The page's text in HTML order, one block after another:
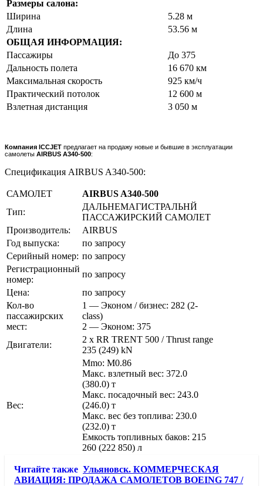
Размеры салона:
Ширина
5.28 м
Длина
53.56 м
ОБЩАЯ ИНФОРМАЦИЯ:
Пассажиры
До 375
Дальность полета
16 670 км
Максимальная скорость
925 км/ч
Практический потолок
12 600 м
Взлетная дистанция
3 050 м
Компания ICCJET предлагает на продажу новые и бывшие в эксплуатации
самолеты AIRBUS A340-500:
Спецификация AIRBUS A340-500:
САМОЛЕТ
AIRBUS A340-500
Тип:
ДАЛЬНЕМАГИСТРАЛЬНЙ
ПАССАЖИРСКИЙ САМОЛЕТ
Производитель:
AIRBUS
Год выпуска:
по запросу
Серийный номер: по запросу
Регистрационный
номер:
по запросу
Цена:
по запросу
Кол-во
пассажирских
мест:
1 — Эконом / бизнес: 282 (2-
class)
2 — Эконом: 375
Двигатели:
2 x RR TRENT 500 / Thrust range
235 (249) kN
Вес:
Mmo: M0.86
Макс. взлетный вес: 372.0
(380.0) т
Макс. посадочный вес: 243.0
(246.0) т
Макс. вес без топлива: 230.0
(232.0) т
Емкость топливных баков: 215
260 (222 850) л
Читайте также Ульяновск. КОММЕРЧЕСКАЯ
АВИАЦИЯ: ПРОДАЖА САМОЛЕТОВ BOEING 747 /